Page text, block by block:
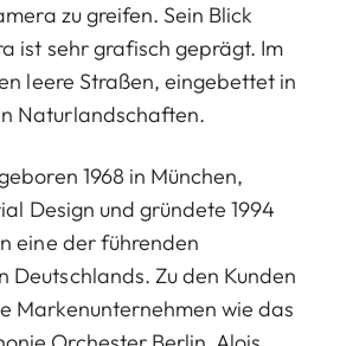
zu greifen. Sein Blick
ist sehr grafisch geprägt. Im
leere Straßen, eingebettet in
Naturlandschaften.
1968 in München,
Design und gründete 1994
eine der führenden
Deutschlands. Zu den Kunden
Markenunternehmen wie das